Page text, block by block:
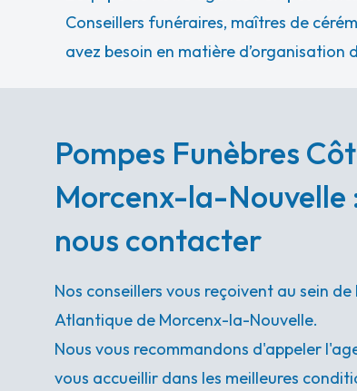
Conseillers funéraires, maîtres de
avez besoin en matière d’organisation
Pompes Funèbres
Morcenx-la-Nouvelle
nous contacter
Nos conseillers vous reçoivent au sein de
Atlantique de Morcenx-la-Nouvelle.
Nous vous recommandons d'appeler
vous accueillir dans les meilleures